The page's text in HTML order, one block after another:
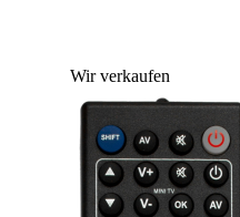
Wir verkaufen